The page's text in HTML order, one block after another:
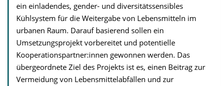
ein einladendes, gender- und diversitätssensibles
Kühlsystem für die Weitergabe von Lebensmitteln im
urbanen Raum. Darauf basierend sollen ein
Umsetzungsprojekt vorbereitet und potentielle
Kooperationspartner:innen gewonnen werden. Das
übergeordnete Ziel des Projekts ist es, einen Beitrag zur
Vermeidung von Lebensmittelabfällen und zur